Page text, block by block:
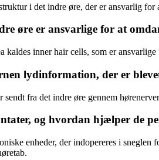
i det indre øre, der er ansvarlig
øre er ansvarlige for at
kaldes inner hair cells, som er
lydinformation, der er
sendt fra det indre øre gennem
og hvordan hjælper de
enheder, der indopereres i